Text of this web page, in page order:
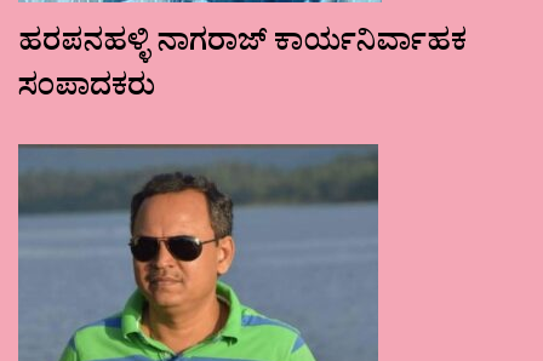
ಹರಪನಹಳ್ಳಿ ನಾಗರಾಜ್ ಕಾರ್ಯನಿರ್ವಾಹಕ
ಸಂಪಾದಕರು